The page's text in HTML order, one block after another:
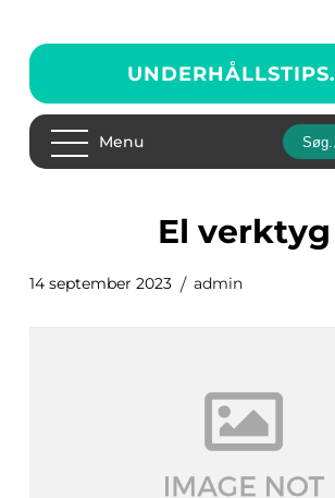
UNDERHÅLLSTIPS.
Menu
el verktyg
14 september 2023 admin